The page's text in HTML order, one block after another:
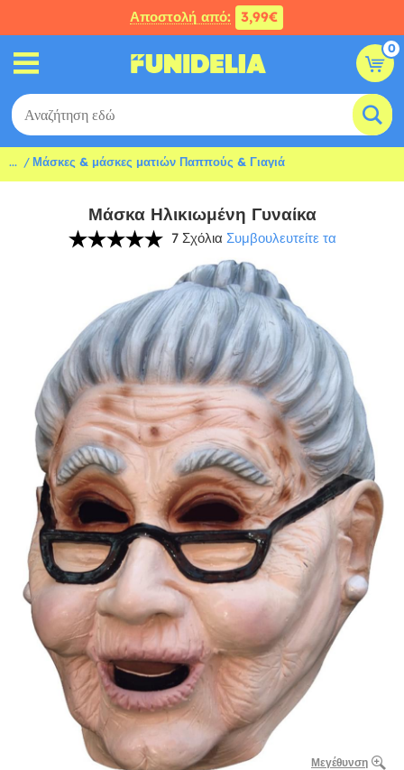
Αποστολή από: 3,99€
0
... Μάσκες & μάσκες ματιών Παππούς & Γιαγιά
Μάσκα Ηλικιωμένη Γυναίκα
7 Σχόλια Συμβουλευτείτε τα
Μεγέθυνση